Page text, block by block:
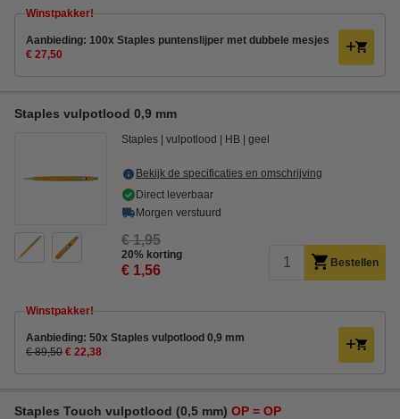
Winstpakker!
Aanbieding: 100x Staples puntenslijper met dubbele mesjes
€ 27,50
Staples vulpotlood 0,9 mm
Staples vulpotlood HB geel
Bekijk de specificaties en omschrijving
Direct leverbaar
Morgen verstuurd
€ 1,95
20% korting
€ 1,56 Bestellen
Winstpakker!
Aanbieding: 50x Staples vulpotlood 0,9 mm
€ 89,50 € 22,38
Staples Touch vulpotlood (0,5 mm) OP = OP